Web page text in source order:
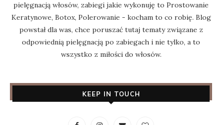
pielęgnacją włosów, zabiegi jakie wykonuję to Prostowanie
Keratynowe, Botox, Polerowanie - kocham to co robię. Blog
powstał dla was, chce poruszać tutaj tematy związane z
odpowiednią pielęgnacją po zabiegach i nie tylko, a to
wszystko z miłości do włosów.
KEEP IN TOUCH